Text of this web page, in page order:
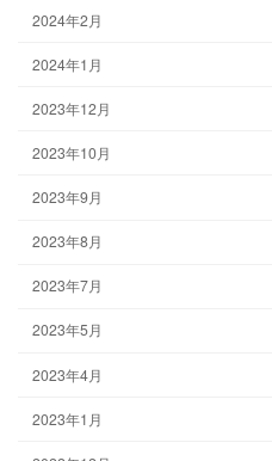
2024年2月
2024年1月
2023年12月
2023年10月
2023年9月
2023年8月
2023年7月
2023年5月
2023年4月
2023年1月